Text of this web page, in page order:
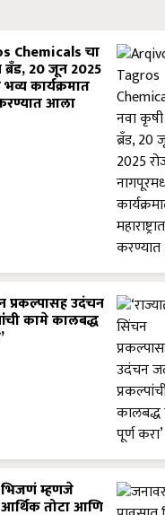
Chemicals चा
20 जून 2025
कार्यक्रमात
करण्यात आला
प्रकल्पासह उदंचन
कामे कालबद्ध
भिजणं म्हणजे
तोटा आणि